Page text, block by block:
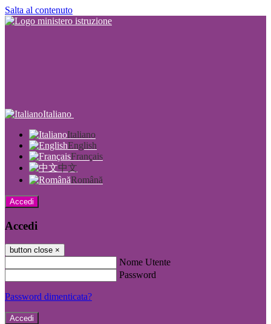
Salta al contenuto
Italiano
Italiano
English
Français
中文
Română
Accedi
Accedi
button close ×
Nome Utente
Password
Password dimenticata?